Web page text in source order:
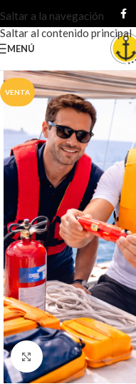
Saltar a la navegación
Saltar al contenido principal
MENÚ
VENTA
Haz clic para ampliar